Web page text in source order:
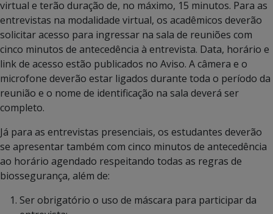
virtual e terão duração de, no máximo, 15 minutos. Para as
entrevistas na modalidade virtual, os acadêmicos deverão
solicitar acesso para ingressar na sala de reuniões com
cinco minutos de antecedência à entrevista. Data, horário e
link de acesso estão publicados no Aviso. A câmera e o
microfone deverão estar ligados durante toda o período da
reunião e o nome de identificação na sala deverá ser
completo.
Já para as entrevistas presenciais, os estudantes deverão
se apresentar também com cinco minutos de antecedência
ao horário agendado respeitando todas as regras de
biossegurança, além de:
Ser obrigatório o uso de máscara para participar da